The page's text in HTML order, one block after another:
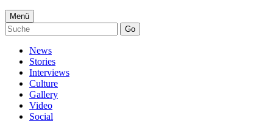
Menü
Go
News
Stories
Interviews
Culture
Gallery
Video
Social